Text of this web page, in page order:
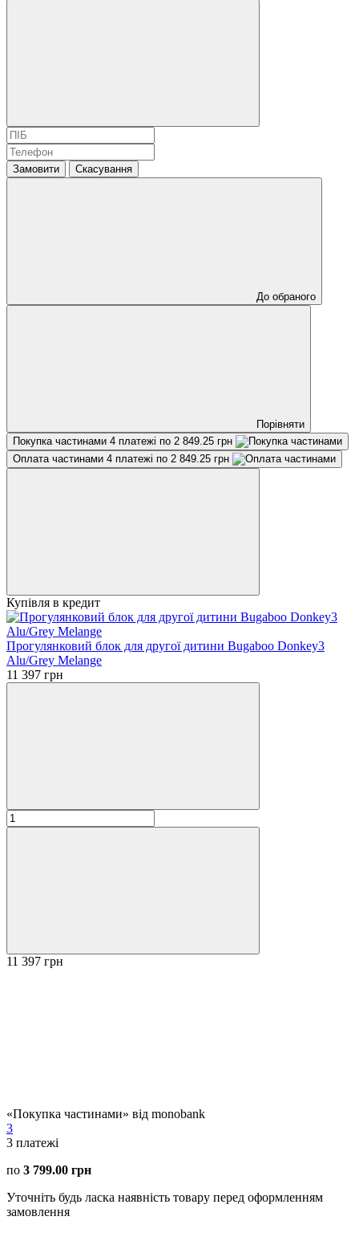
Замовити Скасування
До обраного
Порівняти
Покупка частинами 4 платежі по 2 849.25 грн
Оплата частинами 4 платежі по 2 849.25 грн
Купівля в кредит
Прогулянковий блок для другої дитини Bugaboo Donkey3
Alu/Grey Melange
11 397 грн
11 397 грн
«Покупка частинами» від monobank
3
3 платежі
по 3 799.00 грн
Уточніть будь ласка наявність товару перед оформленням
замовлення